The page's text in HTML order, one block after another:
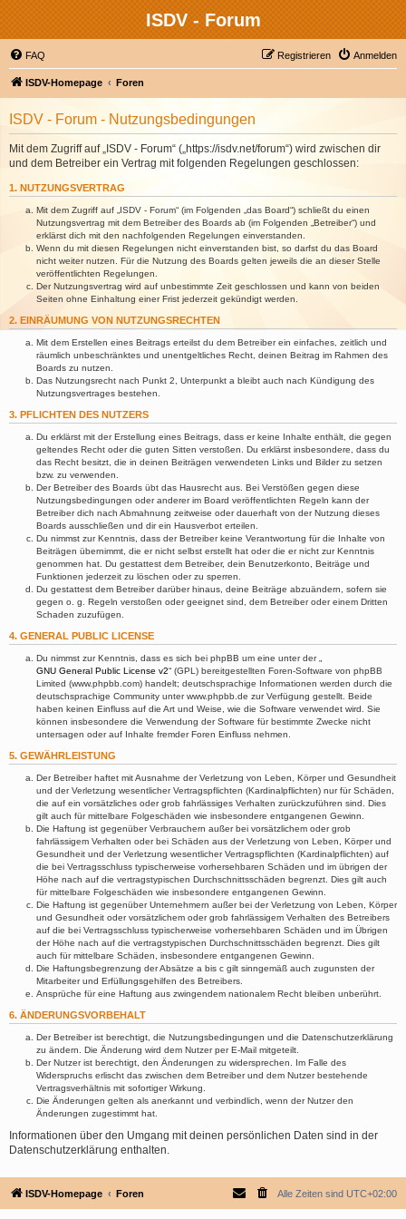
ISDV - Forum
FAQ Anmelden
Registrieren
ISDV-Homepage Foren
ISDV - Forum - Nutzungsbedingungen
Mit dem Zugriff auf „ISDV - Forum“ („https://isdv.net/forum“) wird zwischen dir
und dem Betreiber ein Vertrag mit folgenden Regelungen geschlossen:
1. NUTZUNGSVERTRAG
Mit dem Zugriff auf „ISDV - Forum“ (im Folgenden „das Board“) schließt du einen
Nutzungsvertrag mit dem Betreiber des Boards ab (im Folgenden „Betreiber“) und
erklärst dich mit den nachfolgenden Regelungen einverstanden.
Wenn du mit diesen Regelungen nicht einverstanden bist, so darfst du das Board
nicht weiter nutzen. Für die Nutzung des Boards gelten jeweils die an dieser Stelle
veröffentlichten Regelungen.
Der Nutzungsvertrag wird auf unbestimmte Zeit geschlossen und kann von beiden
Seiten ohne Einhaltung einer Frist jederzeit gekündigt werden.
2. EINRÄUMUNG VON NUTZUNGSRECHTEN
Mit dem Erstellen eines Beitrags erteilst du dem Betreiber ein einfaches, zeitlich und
räumlich unbeschränktes und unentgeltliches Recht, deinen Beitrag im Rahmen des
Boards zu nutzen.
Das Nutzungsrecht nach Punkt 2, Unterpunkt a bleibt auch nach Kündigung des
Nutzungsvertrages bestehen.
3. PFLICHTEN DES NUTZERS
Du erklärst mit der Erstellung eines Beitrags, dass er keine Inhalte enthält, die gegen
geltendes Recht oder die guten Sitten verstoßen. Du erklärst insbesondere, dass du
das Recht besitzt, die in deinen Beiträgen verwendeten Links und Bilder zu setzen
bzw. zu verwenden.
Der Betreiber des Boards übt das Hausrecht aus. Bei Verstößen gegen diese
Nutzungsbedingungen oder anderer im Board veröffentlichten Regeln kann der
Betreiber dich nach Abmahnung zeitweise oder dauerhaft von der Nutzung dieses
Boards ausschließen und dir ein Hausverbot erteilen.
Du nimmst zur Kenntnis, dass der Betreiber keine Verantwortung für die Inhalte von
Beiträgen übernimmt, die er nicht selbst erstellt hat oder die er nicht zur Kenntnis
genommen hat. Du gestattest dem Betreiber, dein Benutzerkonto, Beiträge und
Funktionen jederzeit zu löschen oder zu sperren.
Du gestattest dem Betreiber darüber hinaus, deine Beiträge abzuändern, sofern sie
gegen o. g. Regeln verstoßen oder geeignet sind, dem Betreiber oder einem Dritten
Schaden zuzufügen.
4. GENERAL PUBLIC LICENSE
Du nimmst zur Kenntnis, dass es sich bei phpBB um eine unter der „
GNU General Public License v2“ (GPL) bereitgestellten Foren-Software von phpBB
Limited (www.phpbb.com) handelt; deutschsprachige Informationen werden durch die
deutschsprachige Community unter www.phpbb.de zur Verfügung gestellt. Beide
haben keinen Einfluss auf die Art und Weise, wie die Software verwendet wird. Sie
können insbesondere die Verwendung der Software für bestimmte Zwecke nicht
untersagen oder auf Inhalte fremder Foren Einfluss nehmen.
5. GEWÄHRLEISTUNG
Der Betreiber haftet mit Ausnahme der Verletzung von Leben, Körper und Gesundheit
und der Verletzung wesentlicher Vertragspflichten (Kardinalpflichten) nur für Schäden,
die auf ein vorsätzliches oder grob fahrlässiges Verhalten zurückzuführen sind. Dies
gilt auch für mittelbare Folgeschäden wie insbesondere entgangenen Gewinn.
Die Haftung ist gegenüber Verbrauchern außer bei vorsätzlichem oder grob
fahrlässigem Verhalten oder bei Schäden aus der Verletzung von Leben, Körper und
Gesundheit und der Verletzung wesentlicher Vertragspflichten (Kardinalpflichten) auf
die bei Vertragsschluss typischerweise vorhersehbaren Schäden und im übrigen der
Höhe nach auf die vertragstypischen Durchschnittsschäden begrenzt. Dies gilt auch
für mittelbare Folgeschäden wie insbesondere entgangenen Gewinn.
Die Haftung ist gegenüber Unternehmern außer bei der Verletzung von Leben, Körper
und Gesundheit oder vorsätzlichem oder grob fahrlässigem Verhalten des Betreibers
auf die bei Vertragsschluss typischerweise vorhersehbaren Schäden und im Übrigen
der Höhe nach auf die vertragstypischen Durchschnittsschäden begrenzt. Dies gilt
auch für mittelbare Schäden, insbesondere entgangenen Gewinn.
Die Haftungsbegrenzung der Absätze a bis c gilt sinngemäß auch zugunsten der
Mitarbeiter und Erfüllungsgehilfen des Betreibers.
Ansprüche für eine Haftung aus zwingendem nationalem Recht bleiben unberührt.
6. ÄNDERUNGSVORBEHALT
Der Betreiber ist berechtigt, die Nutzungsbedingungen und die Datenschutzerklärung
zu ändern. Die Änderung wird dem Nutzer per E-Mail mitgeteilt.
Der Nutzer ist berechtigt, den Änderungen zu widersprechen. Im Falle des
Widerspruchs erlischt das zwischen dem Betreiber und dem Nutzer bestehende
Vertragsverhältnis mit sofortiger Wirkung.
Die Änderungen gelten als anerkannt und verbindlich, wenn der Nutzer den
Änderungen zugestimmt hat.
Informationen über den Umgang mit deinen persönlichen Daten sind in der
Datenschutzerklärung enthalten.
ISDV-Homepage Foren Alle Zeiten sind UTC+02:00